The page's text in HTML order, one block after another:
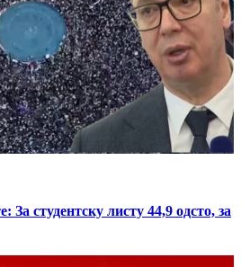
студентску листу 44,9 одсто, за